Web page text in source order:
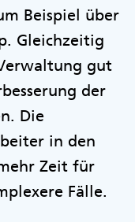
Beispiel über
Gleichzeitig
gut
der
Die
in den
Zeit für
Fälle.